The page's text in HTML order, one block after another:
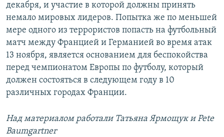
декабря, и участие в которой должны принять
немало мировых лидеров. Попытка же по меньшей
мере одного из террористов попасть на футбольный
матч между Францией и Германией во время атак
13 ноября, является основанием для беспокойства
перед чемпионатом Европы по футболу, который
должен состояться в следующем году в 10
различных городах Франции.
Над материалом работали Татьяна Ярмощук и Pete
Baumgartner